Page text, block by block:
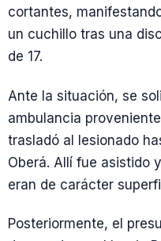
cortantes,
un cuchillo tras una
de 17.
Ante la situación, se
ambulancia
trasladó al lesionado
Oberá. Allí fue asistido
eran de carácter
Posteriormente, el